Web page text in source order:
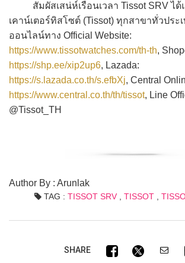
สัมผัสเสน่ห์เรือนเวลา Tissot SRV ได้
เคาน์เตอร์ทิสโซต์ (Tissot) ทุกสาขาทั่วประ
ออนไลน์ทาง Official Website:
https://www.tissotwatches.com/th-th,
https://shp.ee/xip2up6, Lazada:
https://s.lazada.co.th/s.efbXj, Central
https://www.central.co.th/th/tissot, Line
@Tissot_TH
Author By : Arunlak
TAG : TISSOT SRV , TISSOT ,
SHARE